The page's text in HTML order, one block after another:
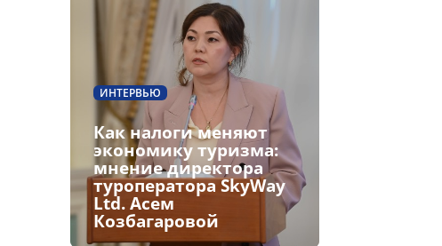
ИНТЕРВЬЮ
Как налоги меняют
экономику туризма:
мнение директора
туроператора SkyWay
Ltd. Асем
Козбагаровой